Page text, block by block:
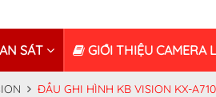
SÁT GIỚI THIỆU CAMERA
ĐẦU GHI HÌNH KB VISION KX-